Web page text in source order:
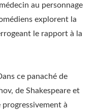
au personnage
explorent la
le rapport à la
ce panaché de
de Shakespeare et
progressivement à